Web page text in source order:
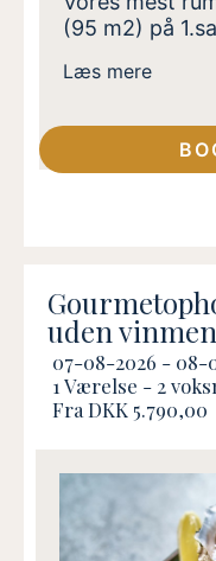
(95 m2) på
jer, der rejser
uden at gå på
komforten.
omgivelser.
Læs mere
uden
07-08-2026 - 08-
1 Værelse - 2
Fra DKK 5.790,00